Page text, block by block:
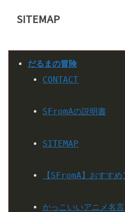
SITEMAP
だるまの冒険
CONTACT
SFromAの説明書
SITEMAP
【SFromA】おすす
かっこいいアニメ名